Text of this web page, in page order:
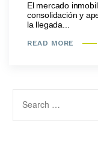
El mercado
consolidación y
la llegada...
READ MORE